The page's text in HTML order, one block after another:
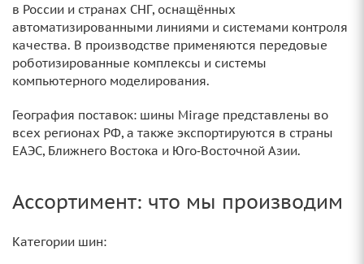
в России и странах СНГ, оснащённых
автоматизированными линиями и системами контроля
качества. В производстве применяются передовые
роботизированные комплексы и системы
компьютерного моделирования.
География поставок: шины Mirage представлены во
всех регионах РФ, а также экспортируются в страны
ЕАЭС, Ближнего Востока и Юго‑Восточной Азии.
Ассортимент: что мы производим
Категории шин: